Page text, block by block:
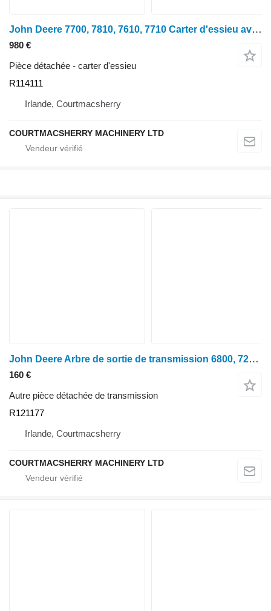
John Deere 7700, 7810, 7610, 7710 Carter d'essieu avant droit, R125105, R114111 pour tracteur à roues John Deere 7600, 7700, 7800, 7200, 7400, 6800, 6900, 7500
980 €
Pièce détachée - carter d'essieu
R114111
Irlande, Courtmacsherry
COURTMACSHERRY MACHINERY LTD
John Deere Arbre de sortie de transmission 6800, 7200, 7405, 7500 Re70427, R12117 R121177 pour tracteur à roues John Deere 7200, 7400, 7210, 7410, 7510, 6800, 6900, 6810, 6910, 7500, 7405, 7500
160 €
Autre pièce détachée de transmission
R121177
Irlande, Courtmacsherry
COURTMACSHERRY MACHINERY LTD